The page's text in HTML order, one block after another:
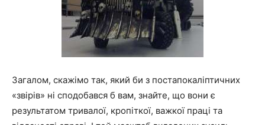
Загалом, скажімо так, який би з постапокаліптичних
«звірів» ні сподобався б вам, знайте, що вони є
результатом тривалої, кропіткої, важкої праці та